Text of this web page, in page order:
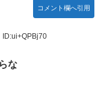
コメント欄へ引用
ID:ui+QPBj70
な